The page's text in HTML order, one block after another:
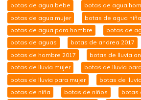
botas de agua bebe
botas de agua
botas de agua mujer
botas de agua niña
botas de agua para hombre
botas de
botas de aguas
botas de andrea 2017
botas de hombre 2017
botas de lluvia
botas de lluvia mujer
botas de lluvia
botas de lluvia para mujer
botas de
botas de niña
botas de niños
botas